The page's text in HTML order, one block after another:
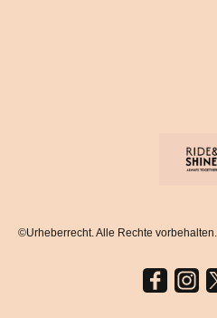
©Urheberrecht. Alle Rechte vorbehalten.